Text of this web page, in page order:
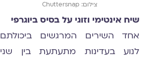
צילום: Chuttersnap
שיח אינטימי וזוגי על בסיס ביוגרפי
אחד השירים המרגשים ביכולתם
לנוע בעדינות מתעתעת בין שני